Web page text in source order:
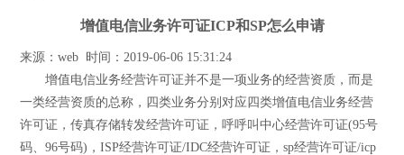
增值电信业务许可证ICP和SP怎么申请
来源：web 时间：2019-06-06 15:31:24
增值电信业务经营许可证并不是一项业务的经营资质，而是
一类经营资质的总称，四类业务分别对应四类增值电信业务经营
许可证，传真存储转发经营许可证，呼呼叫中心经营许可证(95号
码、96号码)，ISP经营许可证/IDC经营许可证，sp经营许可证/icp